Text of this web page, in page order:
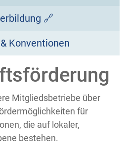
🔗
Konventionen
Mitgliedsbetriebe über
für
die auf lokaler,
bestehen.